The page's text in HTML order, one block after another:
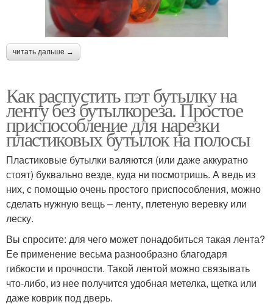
читать дальше →
Как распустить пэт бутылку на
ленту без бутылкореза. Простое
приспособление для нарезки
пластиковых бутылок на полосы
Пластиковые бутылки валяются (или даже аккуратно
стоят) буквально везде, куда ни посмотришь. А ведь из
них, с помощью очень простого приспособления, можно
сделать нужную вещь – ленту, плетеную веревку или
леску.
Вы спросите: для чего может понадобиться такая лента?
Ее применение весьма разнообразно благодаря
гибкости и прочности. Такой лентой можно связывать
что-либо, из нее получится удобная метелка, щетка или
даже коврик под дверь.